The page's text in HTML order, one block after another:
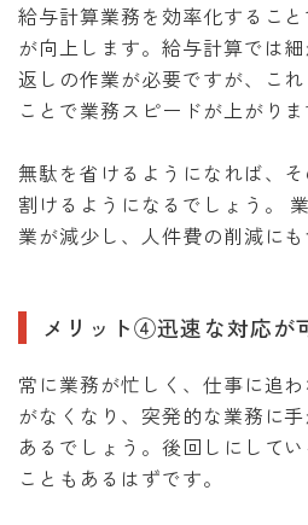
給与計算業務を効率化するこ
が向上します。給与計算では
返しの作業が必要ですが、こ
ことで業務スピードが上がりま
無駄を省けるようになれば、
割けるようになるでしょう。
業が減少し、人件費の削減にも
メリット④迅速な対応が
常に業務が忙しく、仕事に追
がなくなり、突発的な業務に
あるでしょう。後回しにして
こともあるはずです。